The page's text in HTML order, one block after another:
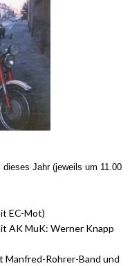
Jahr (jeweils um 11.00
EC-Mot)
AK MuK: Werner Knapp
Rohrer-Band und